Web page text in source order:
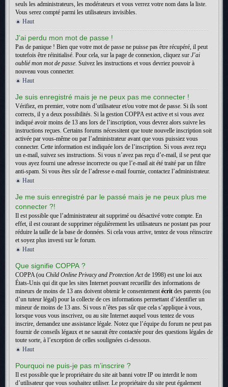
seuls les administrateurs, les modérateurs et vous verrez votre nom dans la liste.
Vous serez compté parmi les utilisateurs invisibles.
Haut
J’ai perdu mon mot de passe !
Pas de panique ! Bien que votre mot de passe ne puisse pas être récupéré, il peut
toutefois être réinitialisé. Pour cela, sur la page de connexion, cliquez sur J’ai
oublié mon mot de passe. Suivez les instructions et vous devriez pouvoir à
nouveau vous connecter.
Haut
Je suis enregistré mais je ne peux pas me connecter !
Vérifiez, en premier, votre nom d’utilisateur et/ou votre mot de passe. Si ils sont
corrects, il y a deux possibilités. Si la gestion COPPA est active et si vous avez
indiqué avoir moins de 13 ans lors de l’inscription, vous devrez alors suivre les
instructions reçues. Certains forums nécessitent que toute nouvelle inscription soit
activée par vous-même ou par l’administrateur avant que vous puissiez vous
connecter. Cette information est indiquée lors de l’inscription. Si vous avez reçu
un e-mail, suivez ses instructions. Si vous n’avez pas reçu d’e-mail, il se peut que
vous ayez fourni une adresse incorrecte ou que l’e-mail ait été traité par un filtre
anti-spam. Si vous êtes sûr de l’adresse e-mail fournie, contactez l’administrateur.
Haut
Je me suis enregistré par le passé mais je ne peux plus me
connecter ?!
Il est possible que l’administrateur ait supprimé ou désactivé votre compte. En
effet, il est courant de supprimer régulièrement les utilisateurs ne postant pas pour
réduire la taille de la base de données. Si cela vous arrive, tentez de vous réinscrire
et soyez plus investi sur le forum.
Haut
Que signifie COPPA ?
COPPA (ou Child Online Privacy and Protection Actde 1998) est une loi aux
États-Unis qui dit que les sites Internet pouvant recueillir des informations de
mineurs de moins de 13 ans doivent obtenir le consentementécrit des parents (ou
d’un tuteur légal) pour la collecte de ces informations permettant d’identifier un
mineur de moins de 13 ans. Si vous n’êtes pas sûr que cela s’applique à vous,
lorsque vous vous inscrivez, ou au site Internet auquel vous tentez de vous
inscrire, demandez une assistance légale. Notez que l’équipe du forum ne peut pas
fournir de conseils légaux et ne saurait être contactée pour des questions légales de
toute sorte, à l’exception de celles soulignées ci-dessous.
Haut
Pourquoi ne puis-je pas m’inscrire ?
Il est possible que le propriétaire du site ait banni votre IP ou interdit le nom
d’utilisateur que vous souhaitez utiliser. Le propriétaire du site peut également